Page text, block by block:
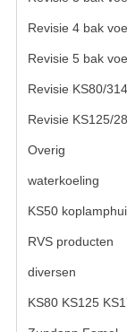
Revisie 4 bak
Revisie 5 bak
Revisie KS80/
Revisie KS125/
Overig
waterkoeling
KS50
RVS producten
diversen
KS80 KS125